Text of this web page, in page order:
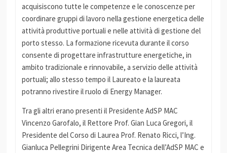
acquisiscono tutte le competenze e le conoscenze per
coordinare gruppi di lavoro nella gestione energetica delle
attività produttive portuali e nelle attività di gestione del
porto stesso. La formazione ricevuta durante il corso
consente di progettare infrastrutture energetiche, in
ambito tradizionale e rinnovabile, a servizio delle attività
portuali; allo stesso tempo il Laureato e la laureata
potranno rivestire il ruolo di Energy Manager.
Tra gli altri erano presenti il Presidente AdSP MAC
Vincenzo Garofalo, il Rettore Prof. Gian Luca Gregori, il
Presidente del Corso di Laurea Prof. Renato Ricci, l’Ing.
Gianluca Pellegrini Dirigente Area Tecnica dell’AdSP MAC e